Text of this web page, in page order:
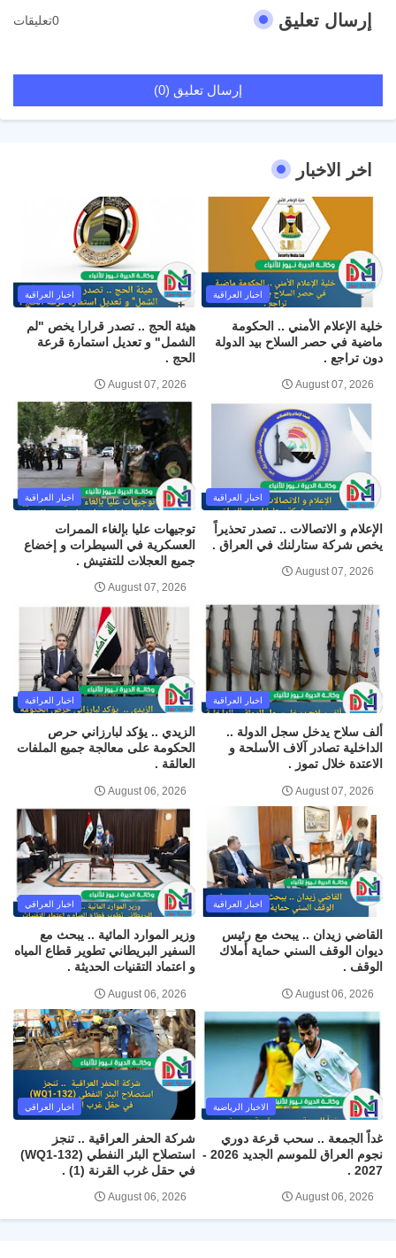
إرسال تعليق 0تعليقات
إرسال تعليق (0)
اخر الاخبار
اخبار العراقية
خلية الإعلام الأمني .. الحكومة
ماضية في حصر السلاح بيد الدولة
دون تراجع .
August 07, 2026
اخبار العراقية
هيئة الحج .. تصدر قرارا يخص "لم
الشمل" و تعديل استمارة قرعة
الحج .
August 07, 2026
اخبار العراقية
الإعلام و الاتصالات .. تصدر تحذيراً
يخص شركة ستارلنك في العراق .
August 07, 2026
اخبار العراقية
توجيهات عليا بإلغاء الممرات
العسكرية في السيطرات و إخضاع
جميع العجلات للتفتيش .
August 07, 2026
اخبار العراقية
ألف سلاح يدخل سجل الدولة ..
الداخلية تصادر آلاف الأسلحة و
الاعتدة خلال تموز .
August 07, 2026
اخبار العراقية
الزيدي .. يؤكد لبارزاني حرص
الحكومة على معالجة جميع الملفات
العالقة .
August 06, 2026
اخبار العراقية
القاضي زيدان .. يبحث مع رئيس
ديوان الوقف السني حماية أملاك
الوقف .
August 06, 2026
اخبار العراقي
وزير الموارد المائية .. يبحث مع
السفير البريطاني تطوير قطاع المياه
و اعتماد التقنيات الحديثة .
August 06, 2026
الاخبار الرياضية
غداً الجمعة .. سحب قرعة دوري
نجوم العراق للموسم الجديد 2026 -
2027 .
August 06, 2026
اخبار العراقي
شركة الحفر العراقية .. تنجز
استصلاح البئر النفطي (WQ1-132)
في حقل غرب القرنة (1) .
August 06, 2026